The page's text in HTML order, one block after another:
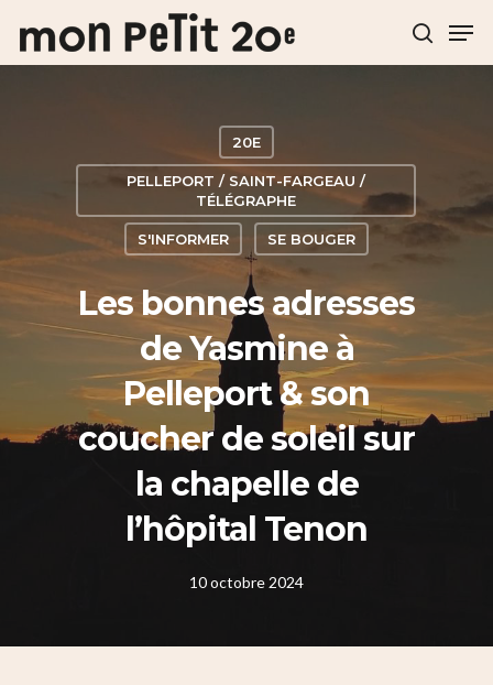
Hit enter to search or ESC to close
20E
PELLEPORT / SAINT-FARGEAU /
TÉLÉGRAPHE
S'INFORMER SE BOUGER
Les bonnes adresses
de Yasmine à
Pelleport & son
coucher de soleil sur
la chapelle de
l’hôpital Tenon
10 octobre 2024